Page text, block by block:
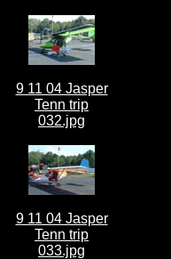
9 11 04 Jasper
Tenn trip
032.jpg
9 11 04 Jasper
Tenn trip
033.jpg